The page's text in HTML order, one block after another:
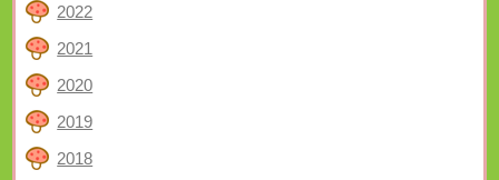
2022
2021
2020
2019
2018